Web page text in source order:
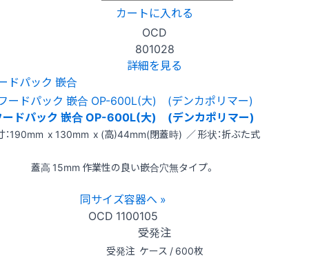
カートに入れる
OCD
801028
詳細を見る
ドパック 嵌合
ードパック 嵌合 OP-600L(大) (デンカポリマー)
：190mm x 130mm x (高)44mm(閉蓋時) ／ 形状：折ぶた式
蓋高 15mm 作業性の良い嵌合穴無タイプ。
同サイズ容器へ »
OCD 1100105
受発注
受発注 ケース / 600枚